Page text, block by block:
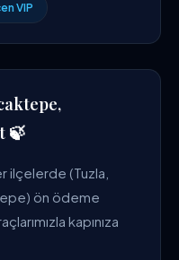
VIP
🍃
ilçelerde (Tuzla,
ön ödeme
kapınıza